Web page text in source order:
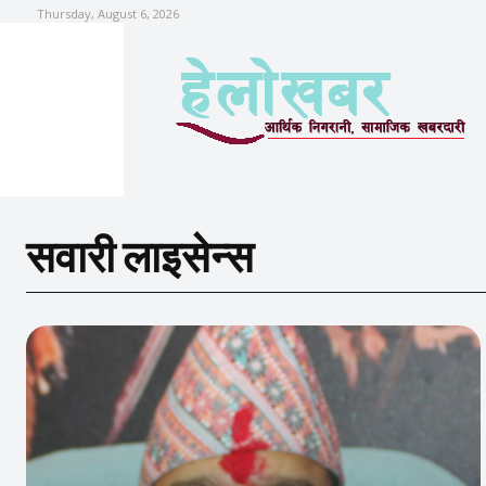
Thursday, August 6, 2026
सवारी लाइसेन्स